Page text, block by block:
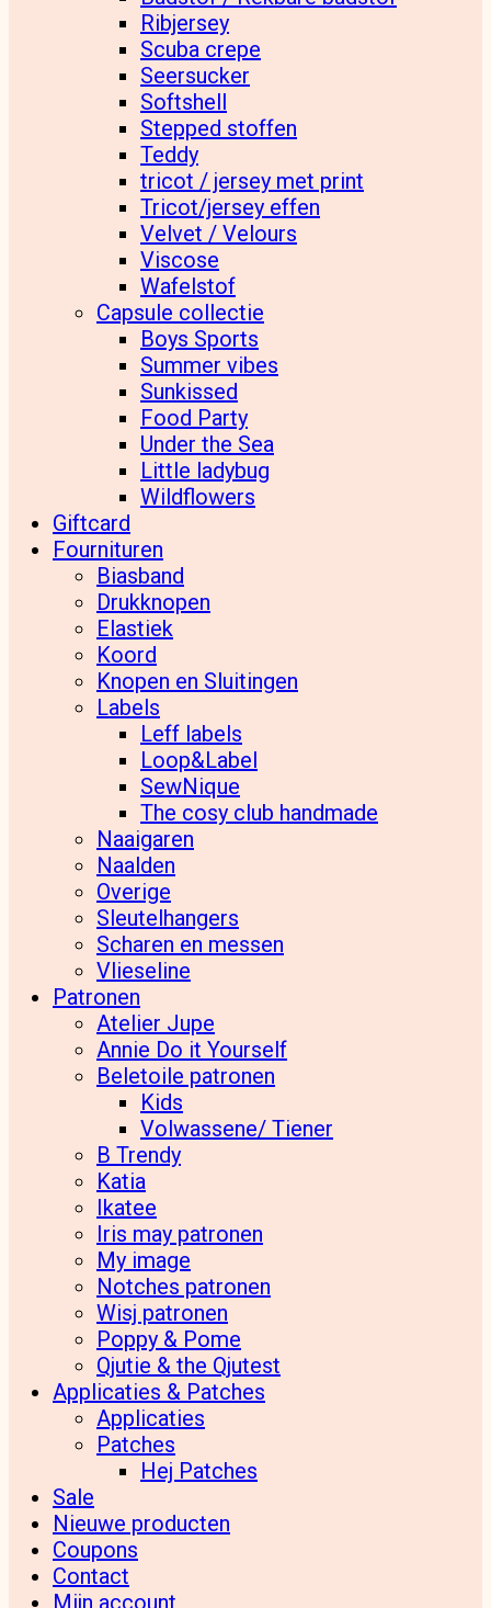
Ribjersey
Scuba crepe
Seersucker
Softshell
Stepped stoffen
Teddy
tricot / jersey met print
Tricot/jersey effen
Velvet / Velours
Viscose
Wafelstof
Capsule collectie
Boys Sports
Summer vibes
Sunkissed
Food Party
Under the Sea
Little ladybug
Wildflowers
Giftcard
Fournituren
Biasband
Drukknopen
Elastiek
Koord
Knopen en Sluitingen
Labels
Leff labels
Loop&Label
SewNique
The cosy club handmade
Naaigaren
Naalden
Overige
Sleutelhangers
Scharen en messen
Vlieseline
Patronen
Atelier Jupe
Annie Do it Yourself
Beletoile patronen
Kids
Volwassene/ Tiener
B Trendy
Katia
Ikatee
Iris may patronen
My image
Notches patronen
Wisj patronen
Poppy & Pome
Qjutie & the Qjutest
Applicaties & Patches
Applicaties
Patches
Hej Patches
Sale
Nieuwe producten
Coupons
Contact
Mijn account